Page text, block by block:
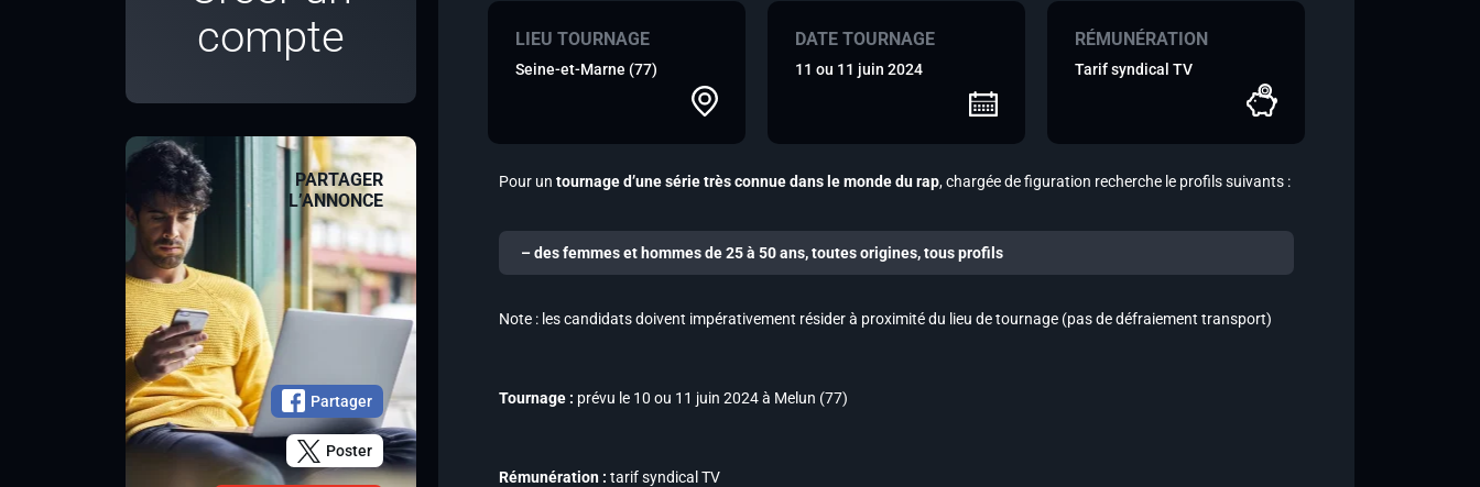
compte
PARTAGER
L’ANNONCE
Partager
Poster
LIEU TOURNAGE
Seine-et-Marne (77)
DATE TOURNAGE
11 ou 11 juin 2024
RÉMUNÉRATION
Tarif syndical TV
Pour un tournage d’une série très connue dans le monde du rap, chargée de figuration recherche le profils suivants :
–des femmes et hommes de 25 à 50 ans, toutes origines, tous profils
Note : les candidats doivent impérativement résider à proximité du lieu de tournage (pas de défraiement transport)
Tournage : prévu le 10 ou 11 juin 2024 à Melun (77)
Rémunération : tarif syndical TV